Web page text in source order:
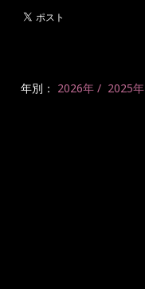
年別： 2026年 2025年